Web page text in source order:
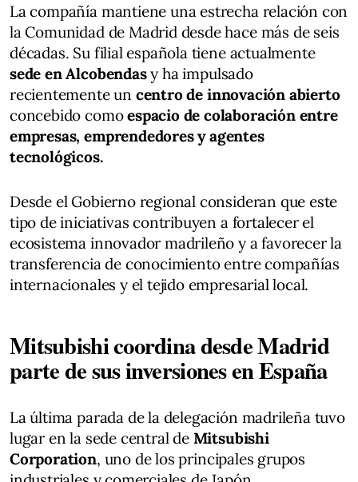
La compañía mantiene una estrecha relación con
la Comunidad de Madrid desde hace más de seis
décadas. Su filial española tiene actualmente
sede en Alcobendasy ha impulsado
recientemente un centro de innovación abierto
concebido comoespacio de colaboración entre
empresas, emprendedores y agentes
tecnológicos.
Desde el Gobierno regional consideran que este
tipo de iniciativas contribuyen a fortalecer el
ecosistema innovador madrileño y a favorecer la
transferencia de conocimiento entre compañías
internacionales y el tejido empresarial local.
Mitsubishi coordina desde Madrid
parte de sus inversiones en España
La última parada de la delegación madrileña tuvo
lugar en la sede central de Mitsubishi
Corporation, uno de los principales grupos